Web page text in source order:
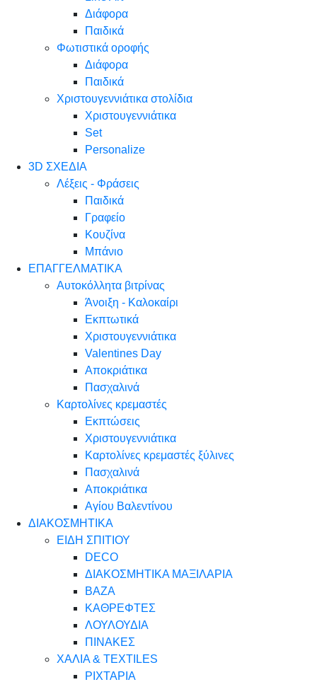
Διάφορα
Παιδικά
Φωτιστικά οροφής
Διάφορα
Παιδικά
Χριστουγεννιάτικα στολίδια
Χριστουγεννιάτικα
Set
Personalize
3D ΣΧΕΔΙΑ
Λέξεις - Φράσεις
Παιδικά
Γραφείο
Κουζίνα
Μπάνιο
ΕΠΑΓΓΕΛΜΑΤΙΚΑ
Αυτοκόλλητα βιτρίνας
Άνοιξη - Καλοκαίρι
Εκπτωτικά
Χριστουγεννιάτικα
Valentines Day
Αποκριάτικα
Πασχαλινά
Καρτολίνες κρεμαστές
Εκπτώσεις
Χριστουγεννιάτικα
Καρτολίνες κρεμαστές ξύλινες
Πασχαλινά
Αποκριάτικα
Αγίου Βαλεντίνου
ΔΙΑΚΟΣΜΗΤΙΚΑ
ΕΙΔΗ ΣΠΙΤΙΟΥ
DECO
ΔΙΑΚΟΣΜΗΤΙΚΑ ΜΑΞΙΛΑΡΙΑ
ΒΑΖΑ
ΚΑΘΡΕΦΤΕΣ
ΛΟΥΛΟΥΔΙΑ
ΠΙΝΑΚΕΣ
ΧΑΛΙΑ & TEXTILES
ΡΙΧΤΑΡΙΑ